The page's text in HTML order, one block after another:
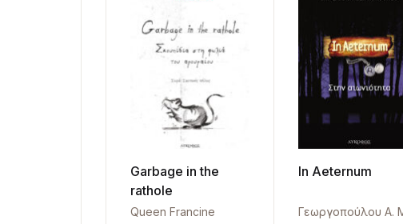
Garbage in the
rathole
Queen Francine
In Aeternum